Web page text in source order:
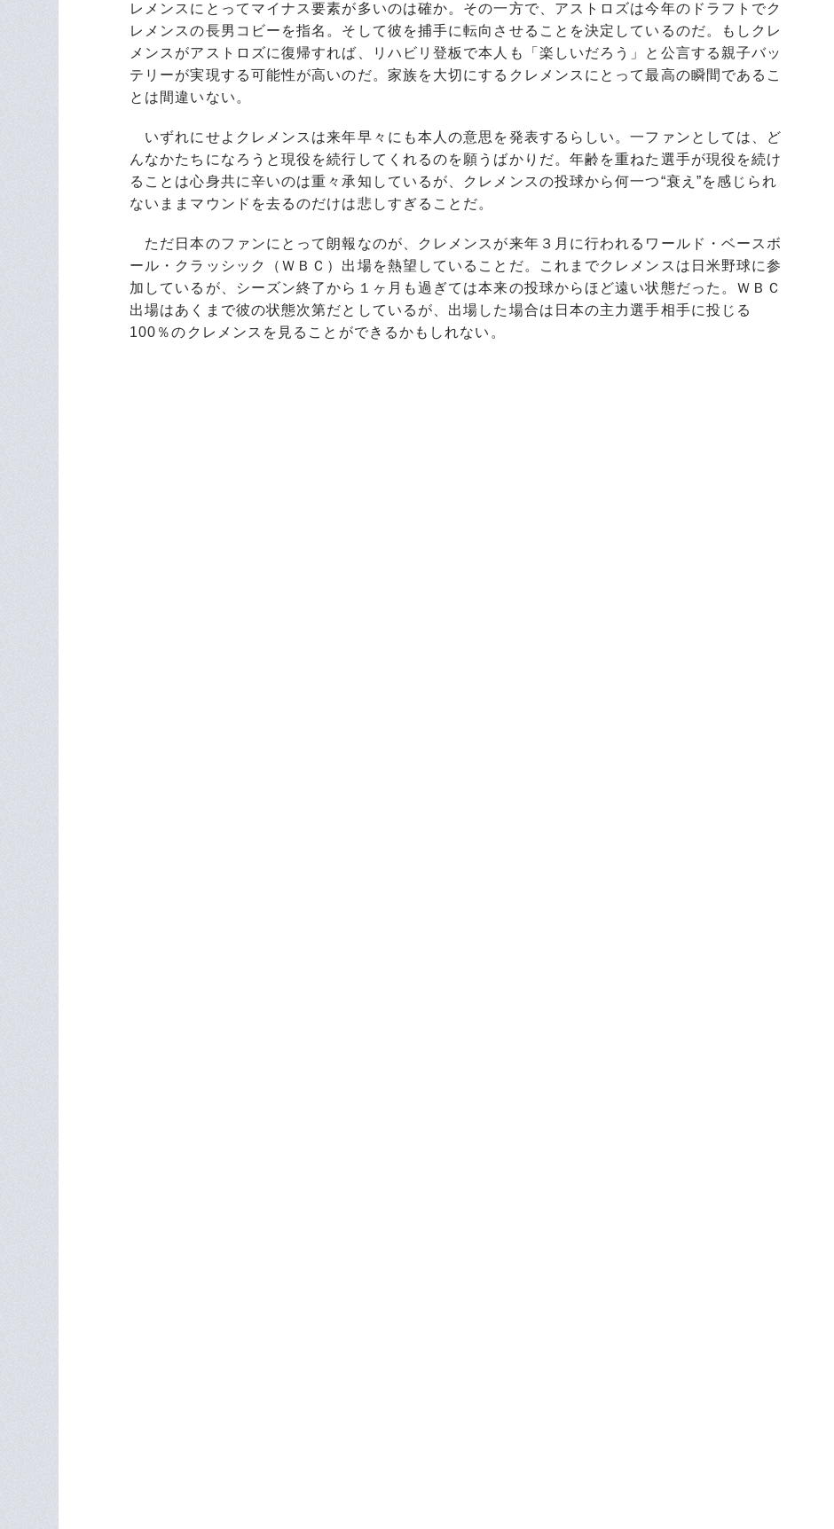
レメンスにとってマイナス要素が多いのは確か。その一方で、アストロズは今年のドラフトでク
レメンスの長男コビーを指名。そして彼を捕手に転向させることを決定しているのだ。もしクレ
メンスがアストロズに復帰すれば、リハビリ登板で本人も「楽しいだろう」と公言する親子バッ
テリーが実現する可能性が高いのだ。家族を大切にするクレメンスにとって最高の瞬間であるこ
とは間違いない。
いずれにせよクレメンスは来年早々にも本人の意思を発表するらしい。一ファンとしては、ど
んなかたちになろうと現役を続行してくれるのを願うばかりだ。年齢を重ねた選手が現役を続け
ることは心身共に辛いのは重々承知しているが、クレメンスの投球から何一つ“衰え”を感じられ
ないままマウンドを去るのだけは悲しすぎることだ。
ただ日本のファンにとって朗報なのが、クレメンスが来年３月に行われるワールド・ベースボ
ール・クラッシック（ＷＢＣ）出場を熱望していることだ。これまでクレメンスは日米野球に参
加しているが、シーズン終了から１ヶ月も過ぎては本来の投球からほど遠い状態だった。ＷＢＣ
出場はあくまで彼の状態次第だとしているが、出場した場合は日本の主力選手相手に投じる
100％のクレメンスを見ることができるかもしれない。